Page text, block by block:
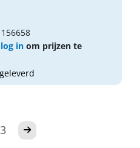
log in om prijzen te
3